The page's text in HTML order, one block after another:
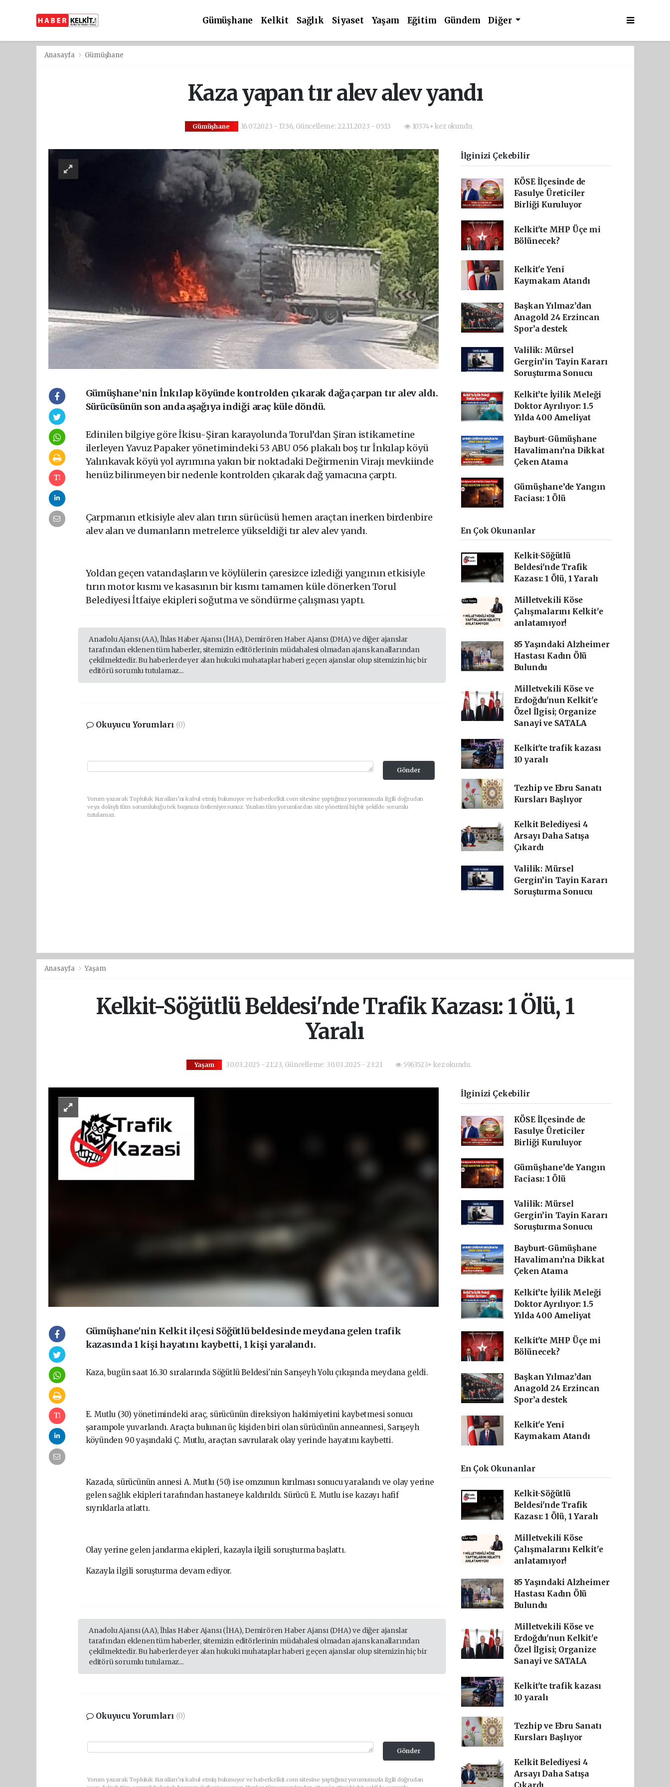
Gümüşhane Kelkit Sağlık Siyaset Yaşam Eğitim Gündem Diğer
Anasayfa Gümüşhane
Kaza yapan tır alev alev yandı
Gümüşhane 16.07.2023 - 17:36, Güncelleme: 22.11.2023 - 05:13 10374+ kez okundu.
Gümüşhane’nin İnkılap köyünde kontrolden çıkarak dağa çarpan tır alev aldı.
Sürücüsünün son anda aşağıya indiği araç küle döndü.
Edinilen bilgiye göre İkisu-Şiran karayolunda Torul’dan Şiran istikametine
ilerleyen Yavuz Papaker yönetimindeki 53 ABU 056 plakalı boş tır İnkılap köyü
Yalınkavak köyü yol ayrımına yakın bir noktadaki Değirmenin Virajı mevkiinde
henüz bilinmeyen bir nedenle kontrolden çıkarak dağ yamacına çarptı.
Çarpmanın etkisiyle alev alan tırın sürücüsü hemen araçtan inerken birdenbire
alev alan ve dumanların metrelerce yükseldiği tır alev alev yandı.
Yoldan geçen vatandaşların ve köylülerin çaresizce izlediği yangının etkisiyle
tırın motor kısmı ve kasasının bir kısmı tamamen küle dönerken Torul
Belediyesi İtfaiye ekipleri soğutma ve söndürme çalışması yaptı.
Anadolu Ajansı (AA), İhlas Haber Ajansı (İHA), Demirören Haber Ajansı (DHA) ve diğer ajanslar
tarafından eklenen tüm haberler, sitemizin editörlerinin müdahalesi olmadan ajans kanallarından
çekilmektedir. Bu haberlerde yer alan hukuki muhataplar haberi geçen ajanslar olup sitemizin hiç bir
editörü sorumlu tutulamaz...
Okuyucu Yorumları (0)
Gönder
Yorum yazarak Topluluk Kuralları’nı kabul etmiş bulunuyor ve haberkelkit.com sitesine yaptığınız yorumunuzla ilgili doğrudan
veya dolaylı tüm sorumluluğu tek başınıza üstleniyorsunuz. Yazılan tüm yorumlardan site yönetimi hiçbir şekilde sorumlu
tutulamaz.
İlginizi Çekebilir
KÖSE İlçesinde de
Fasulye Üreticiler
Birliği Kuruluyor
Kelkit'te MHP Üçe mi
Bölünecek?
Kelkit'e Yeni
Kaymakam Atandı
Başkan Yılmaz’dan
Anagold 24 Erzincan
Spor’a destek
Valilik: Mürsel
Gergin’in Tayin Kararı
Soruşturma Sonucu
Kelkit’te İyilik Meleği
Doktor Ayrılıyor: 1.5
Yılda 400 Ameliyat
Bayburt-Gümüşhane
Havalimanı’na Dikkat
Çeken Atama
Gümüşhane’de Yangın
Faciası: 1 Ölü
En Çok Okunanlar
Kelkit-Söğütlü
Beldesi'nde Trafik
Kazası: 1 Ölü, 1 Yaralı
Milletvekili Köse
Çalışmalarını Kelkit'e
anlatamıyor!
85 Yaşındaki Alzheimer
Hastası Kadın Ölü
Bulundu
Milletvekili Köse ve
Erdoğdu'nun Kelkit'e
Özel İlgisi; Organize
Sanayi ve SATALA
Kelkit'te trafik kazası
10 yaralı
Tezhip ve Ebru Sanatı
Kursları Başlıyor
Kelkit Belediyesi 4
Arsayı Daha Satışa
Çıkardı
Valilik: Mürsel
Gergin’in Tayin Kararı
Soruşturma Sonucu
Anasayfa Yaşam
Kelkit-Söğütlü Beldesi'nde Trafik Kazası: 1 Ölü, 1
Yaralı
Yaşam 30.03.2025 - 21:23, Güncelleme: 30.03.2025 - 23:21 5963523+ kez okundu.
Gümüşhane'nin Kelkit ilçesi Söğütlü beldesinde meydana gelen trafik
kazasında 1 kişi hayatını kaybetti, 1 kişi yaralandı.
Kaza, bugün saat 16.30 sıralarında Söğütlü Beldesi'nin Sarışeyh Yolu çıkışında meydana geldi.
E. Mutlu (30) yönetimindeki araç, sürücünün direksiyon hakimiyetini kaybetmesi sonucu
şarampole yuvarlandı. Araçta bulunan üç kişiden biri olan sürücünün anneannesi, Sarışeyh
köyünden 90 yaşındaki Ç. Mutlu, araçtan savrularak olay yerinde hayatını kaybetti.
Kazada, sürücünün annesi A. Mutlu (50) ise omzunun kırılması sonucu yaralandı ve olay yerine
gelen sağlık ekipleri tarafından hastaneye kaldırıldı. Sürücü E. Mutlu ise kazayı hafif
sıyrıklarla atlattı.
Olay yerine gelen jandarma ekipleri, kazayla ilgili soruşturma başlattı.
Kazayla ilgili soruşturma devam ediyor.
Anadolu Ajansı (AA), İhlas Haber Ajansı (İHA), Demirören Haber Ajansı (DHA) ve diğer ajanslar
tarafından eklenen tüm haberler, sitemizin editörlerinin müdahalesi olmadan ajans kanallarından
çekilmektedir. Bu haberlerde yer alan hukuki muhataplar haberi geçen ajanslar olup sitemizin hiç bir
editörü sorumlu tutulamaz...
Okuyucu Yorumları (0)
Gönder
Yorum yazarak Topluluk Kuralları’nı kabul etmiş bulunuyor ve haberkelkit.com sitesine yaptığınız yorumunuzla ilgili doğrudan
İlginizi Çekebilir
KÖSE İlçesinde de
Fasulye Üreticiler
Birliği Kuruluyor
Gümüşhane’de Yangın
Faciası: 1 Ölü
Valilik: Mürsel
Gergin’in Tayin Kararı
Soruşturma Sonucu
Bayburt-Gümüşhane
Havalimanı’na Dikkat
Çeken Atama
Kelkit’te İyilik Meleği
Doktor Ayrılıyor: 1.5
Yılda 400 Ameliyat
Kelkit'te MHP Üçe mi
Bölünecek?
Başkan Yılmaz’dan
Anagold 24 Erzincan
Spor’a destek
Kelkit'e Yeni
Kaymakam Atandı
En Çok Okunanlar
Kelkit-Söğütlü
Beldesi'nde Trafik
Kazası: 1 Ölü, 1 Yaralı
Milletvekili Köse
Çalışmalarını Kelkit'e
anlatamıyor!
85 Yaşındaki Alzheimer
Hastası Kadın Ölü
Bulundu
Milletvekili Köse ve
Erdoğdu'nun Kelkit'e
Özel İlgisi; Organize
Sanayi ve SATALA
Kelkit'te trafik kazası
10 yaralı
Tezhip ve Ebru Sanatı
Kursları Başlıyor
Kelkit Belediyesi 4
Arsayı Daha Satışa